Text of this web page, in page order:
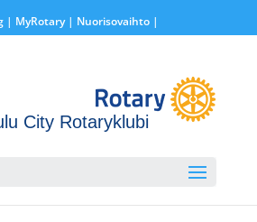
| MyRotary | Nuorisovaihto|
City Rotaryklubi